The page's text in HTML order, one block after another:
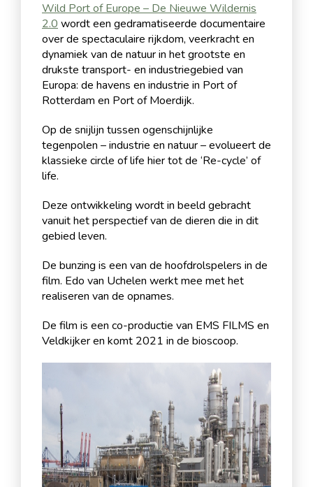
Wild Port of Europe – De Nieuwe Wildernis
2.0 wordt een gedramatiseerde documentaire
over de spectaculaire rijkdom, veerkracht en
dynamiek van de natuur in het grootste en
drukste transport- en industriegebied van
Europa: de havens en industrie in Port of
Rotterdam en Port of Moerdijk.
Op de snijlijn tussen ogenschijnlijke
tegenpolen – industrie en natuur – evolueert de
klassieke circle of life hier tot de ‘Re-cycle’ of
life.
Deze ontwikkeling wordt in beeld gebracht
vanuit het perspectief van de dieren die in dit
gebied leven.
De bunzing is een van de hoofdrolspelers in de
film. Edo van Uchelen werkt mee met het
realiseren van de opnames.
De film is een co-productie van EMS FILMS en
Veldkijker en komt 2021 in de bioscoop.